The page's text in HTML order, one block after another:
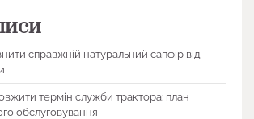
справжній натуральний сапфір від
термін служби трактора: план
обслуговування